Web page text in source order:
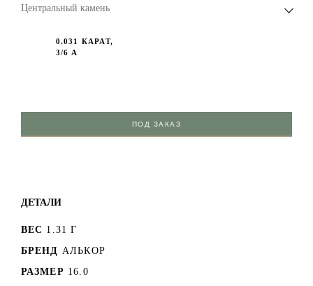
Центральный камень
0.031 КАРАТ,
3/6 А
ПОД ЗАКАЗ
ДЕТАЛИ
ВЕС 1.31 Г
БРЕНД АЛЬКОР
РАЗМЕР 16.0